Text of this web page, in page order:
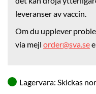
leveranser av vaccin.
Om du upplever
via mejl order@sva.se
Lagervara: Skickas
&
Sprutor
&
Substrat